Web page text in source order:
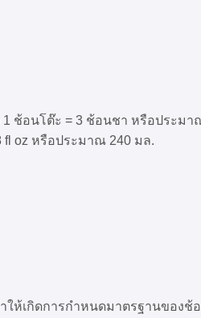
1 ช้อนโต๊ะ = 3 ช้อนชา หรือประมา
oz หรือประมาณ 240 มล.
ห้เกิดการกำหนดมาตรฐานของช้